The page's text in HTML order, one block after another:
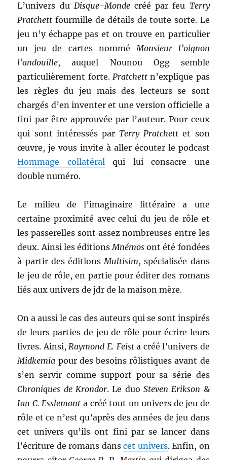
L’univers du Disque-Mondecréé par feu Terry
Pratchett fourmille de détails de toute sorte. Le
jeu n’y échappe pas et on trouve en particulier
un jeu de cartes nomméMonsieur l’oignon
l’andouille, auquel Nounou Ogg semble
particulièrement forte. Pratchett n’explique pas
les règles du jeu mais des lecteurs se sont
chargés d’en inventer et une version officielle a
fini par être approuvée par l’auteur. Pour ceux
qui sont intéressés parTerry Pratchett et son
œuvre, je vous invite à aller écouter le podcast
Hommage collatéralqui lui consacre une
double numéro.
Le milieu de l’imaginaire littéraire a une
certaine proximité avec celui du jeu de rôle et
les passerelles sont assez nombreuses entre les
deux. Ainsi les éditionsMnémos ont été fondées
à partir des éditionsMultisim, spécialisée dans
le jeu de rôle, en partie pour éditer des romans
liés aux univers de jdr de la maison mère.
On a aussi le cas des auteurs qui se sont inspirés
de leurs parties de jeu de rôle pour écrire leurs
livres. Ainsi,Raymond E. Feista créé l’univers de
Midkemia pour des besoins rôlistiques avant de
s’en servir comme support pour sa série des
Chroniques de Krondor. Le duo Steven Erikson &
Ian C. Esslemont a créé tout un univers de jeu de
rôle et ce n’est qu’après des années de jeu dans
cet univers qu’ils ont fini par se lancer dans
l’écriture de romans danscet univers. Enfin, on